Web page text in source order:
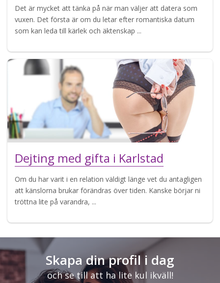
Det är mycket att tänka på när man väljer att datera som
vuxen. Det första är om du letar efter romantiska datum
som kan leda till kärlek och äktenskap ...
Dejting med gifta i Karlstad
Om du har varit i en relation väldigt länge vet du antagligen
att känslorna brukar förändras över tiden. Kanske börjar ni
tröttna lite på varandra, ...
Skapa din profil i dag
och se till att ha lite kul ikväll!